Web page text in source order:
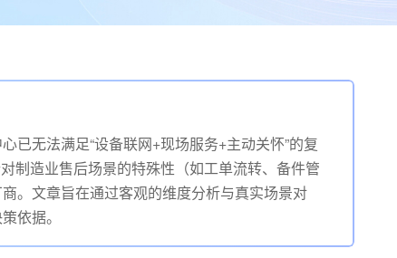
已无法满足“设备联网+现场服务+主动关怀”的复
制造业售后场景的特殊性（如工单流转、备件管
。文章旨在通过客观的维度分析与真实场景对
依据。